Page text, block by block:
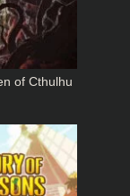
of Cthulhu